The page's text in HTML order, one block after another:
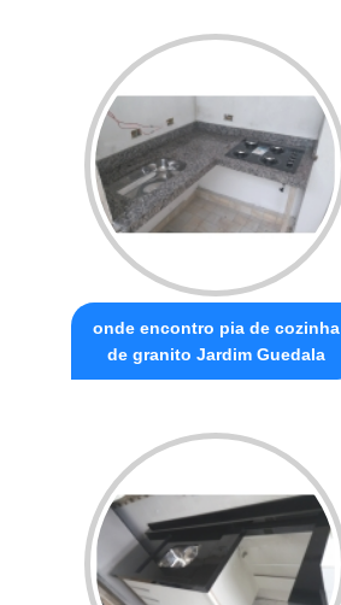
onde encontro pia de cozinha
de granito Jardim Guedala